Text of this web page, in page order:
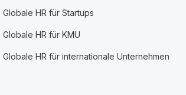
Globale HR für Startups
Globale HR für KMU
Globale HR für internationale Unternehmen